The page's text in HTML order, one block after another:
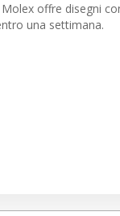
offre disegni
una settimana.